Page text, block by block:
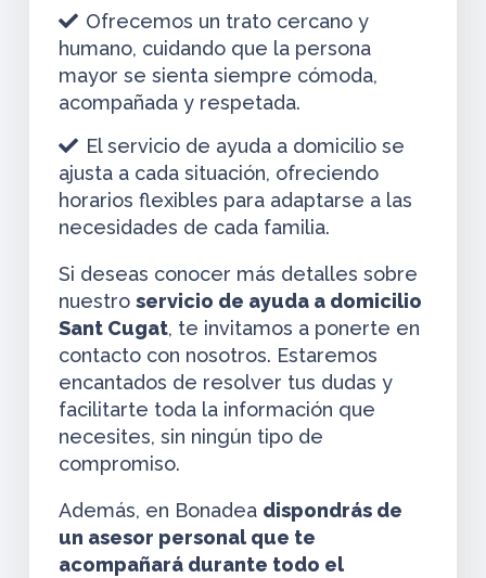
Ofrecemos un trato cercano y
humano, cuidando que la persona
mayor se sienta siempre cómoda,
acompañada y respetada.
El servicio de ayuda a domicilio se
ajusta a cada situación, ofreciendo
horarios flexibles para adaptarse a las
necesidades de cada familia.
Si deseas conocer más detalles sobre
nuestro servicio de ayuda a domicilio
Sant Cugat, te invitamos a ponerte en
contacto con nosotros. Estaremos
encantados de resolver tus dudas y
facilitarte toda la información que
necesites, sin ningún tipo de
compromiso.
Además, en Bonadea dispondrás de
un asesor personal que te
acompañará durante todo el